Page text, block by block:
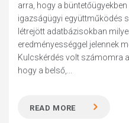
arra, hogy a
igazságügyi együttműködés
létrejött adatbázisokban
eredményességgel jelennek
Kulcskérdés volt számomra
hogy a belső,...
READ MORE